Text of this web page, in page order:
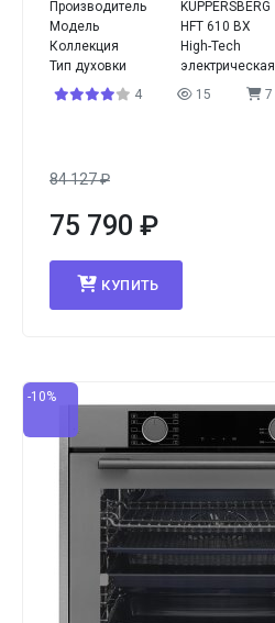
Производитель
KUPPERSBERG
Модель
HFT 610 BX
Коллекция
High-Tech
Тип духовки
электрическая
4
15 7
84 127₽
75 790 ₽
КУПИТЬ
-10%